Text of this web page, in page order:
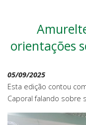
orientações
05/09/2025
Esta edição contou
Caporal falando sobre